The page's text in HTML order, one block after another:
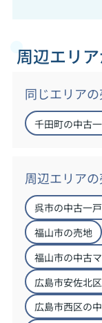
周辺エリ
同じエリア
千田町の中古
周辺エリア
呉市の中古一
福山市の売地
福山市の中古
広島市安佐北
広島市西区の